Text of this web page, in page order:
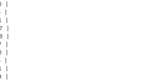
|
|
|
|
|
|
|
|
|
|